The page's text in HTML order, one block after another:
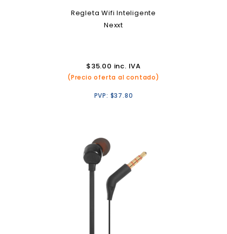
Regleta Wifi Inteligente
Nexxt
$35.00 inc. IVA
(Precio oferta al contado)
PVP: $37.80